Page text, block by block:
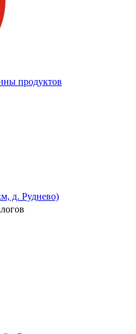
продуктов
д. Руднево)